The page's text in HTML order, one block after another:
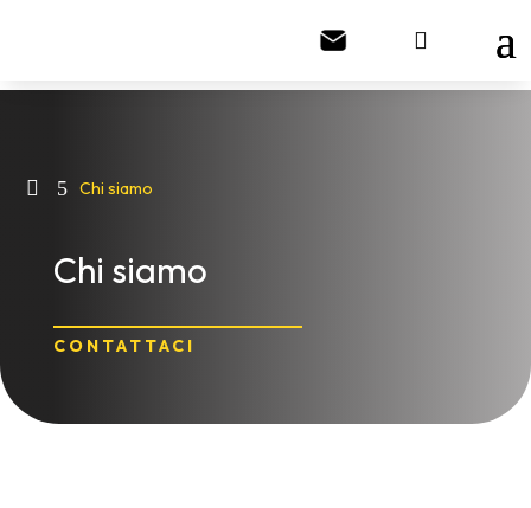
 5 Chi siamo
Chi siamo
CONTATTACI